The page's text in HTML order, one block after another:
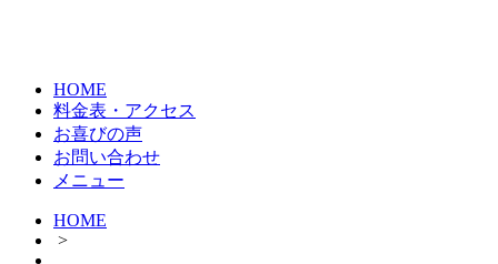
HOME
料金表・アクセス
お喜びの声
お問い合わせ
メニュー
HOME
>